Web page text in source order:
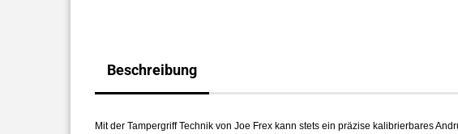
Beschreibung
Mit der Tampergriff Technik von Joe Frex kann stets ein präzise kalibrierbares